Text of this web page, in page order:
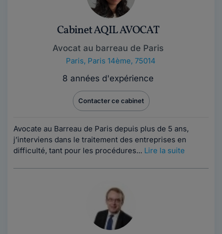
Cabinet AQIL AVOCAT
Avocat au barreau de Paris
Paris, Paris 14ème, 75014
8 années d'expérience
Contacter ce cabinet
Avocate au Barreau de Paris depuis plus de 5 ans,
j’interviens dans le traitement des entreprises en
difficulté, tant pour les procédures... Lire la suite